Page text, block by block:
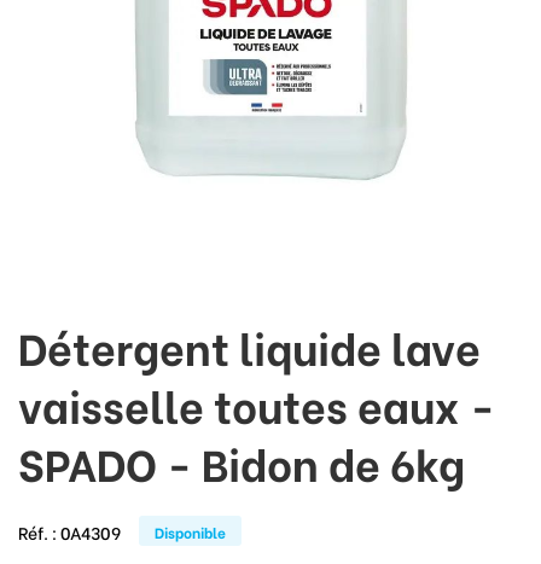
Détergent liquide lave
vaisselle toutes eaux -
SPADO - Bidon de 6kg
Réf. :0A4309 Disponible